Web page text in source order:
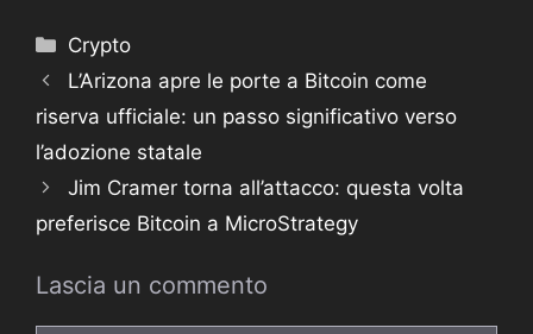
Categorie
Crypto
L’Arizona apre le porte a Bitcoin come
riserva ufficiale: un passo significativo verso
l’adozione statale
Jim Cramer torna all’attacco: questa volta
preferisce Bitcoin a MicroStrategy
Lascia un commento